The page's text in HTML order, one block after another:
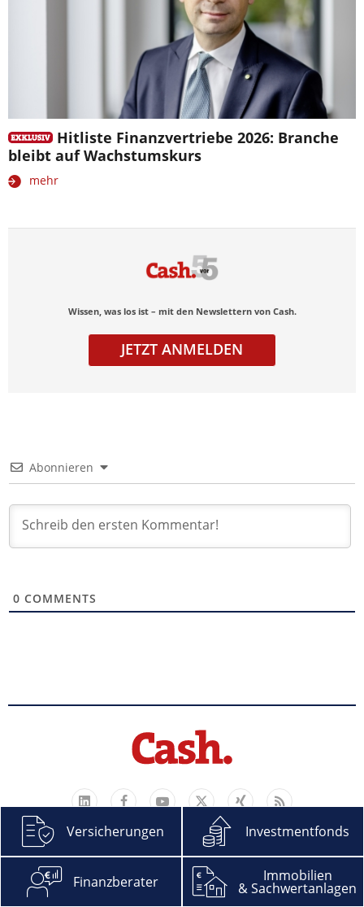
Hitliste Finanzvertriebe 2026: Branche
bleibt auf Wachstumskurs
mehr
Wissen, was los ist – mit den Newslettern von Cash.
JETZT ANMELDEN
Abonnieren
0 COMMENTS
LinkedIn
FacebookYouTube
X
Xing Feed
RESSORTS
VERSICHERUNGEN
SERVICE
ABO
Versicherungen Investmentfonds
Finanzberater Immobilien
& Sachwertanlagen